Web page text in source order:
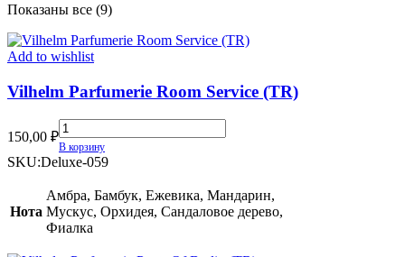
Показаны все (9)Сортировка:
недавние
Add to wishlist
Vilhelm Parfumerie Room Service (TR)
150,00 ₽
Vilhelm
Parfumerie
Room
(TR)
quantity
В корзину
SKU:Deluxe-059
Нота
Амбра, Бамбук, Ежевика, Мандарин,
Мускус, Орхидея, Сандаловое дерево,
Фиалка